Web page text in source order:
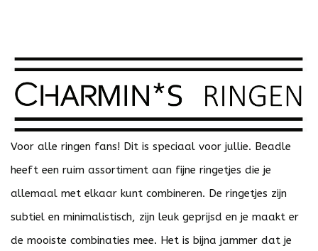
Voor alle ringen fans! Dit is speciaal voor jullie. Beadle
heeft een ruim assortiment aan fijne ringetjes die je
allemaal met elkaar kunt combineren. De ringetjes zijn
subtiel en minimalistisch, zijn leuk geprijsd en je maakt er
de mooiste combinaties mee. Het is bijna jammer dat je